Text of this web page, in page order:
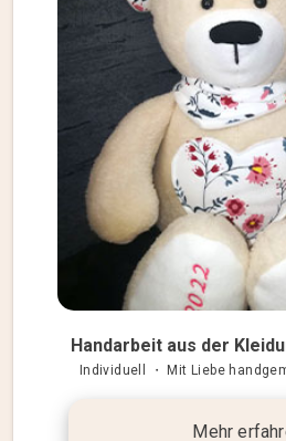
Handarbeit aus der
Individuell ・ Mit Liebe
Mehr